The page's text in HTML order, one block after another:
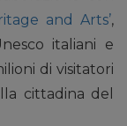
and Arts’,
italiani e
di visitatori
cittadina del